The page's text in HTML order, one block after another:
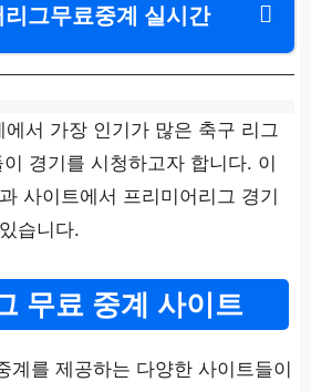
그무료중계 실시간
에서 가장 인기가 많은 축구 리그
경기를 시청하고자 합니다. 이
사이트에서 프리미어리그 경기
습니다.
무료 중계 사이트
계를 제공하는 다양한 사이트들이